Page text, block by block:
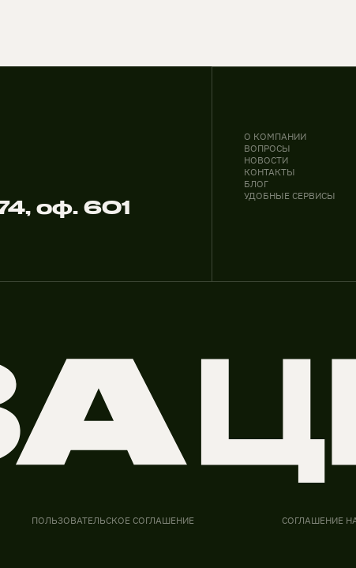
оф. 601
О КОМПАНИИ
ВОПРОСЫ
НОВОСТИ
КОНТАКТЫ
БЛОГ
УДОБНЫЕ СЕРВИСЫ
ПОЛЬЗОВАТЕЛЬСКОЕ СОГЛАШЕНИЕ СОГЛАШЕНИЕ